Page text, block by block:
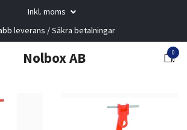
Inkl. moms
leverans / Säkra betalningar
Nolbox AB 0